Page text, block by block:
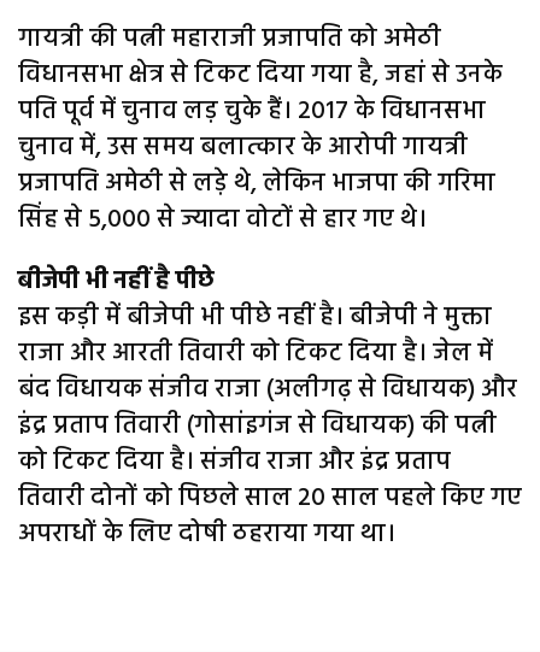
गायत्री की पत्नी महाराजी प्रजापति को अमेठी
विधानसभा क्षेत्र से टिकट दिया गया है, जहां से उनके
पति पूर्व में चुनाव लड़ चुके हैं। 2017 के विधानसभा
चुनाव में, उस समय बलात्कार के आरोपी गायत्री
प्रजापति अमेठी से लड़े थे, लेकिन भाजपा की गरिमा
सिंह से 5,000 से ज्यादा वोटों से हार गए थे।
बीजेपी भी नहीं है पीछे
इस कड़ी में बीजेपी भी पीछे नहीं है। बीजेपी ने मुक्ता
राजा और आरती तिवारी को टिकट दिया है। जेल में
बंद विधायक संजीव राजा (अलीगढ़ से विधायक) और
इंद्र प्रताप तिवारी (गोसांइगंज से विधायक) की पत्नी
को टिकट दिया है। संजीव राजा और इंद्र प्रताप
तिवारी दोनों को पिछले साल 20 साल पहले किए गए
अपराधों के लिए दोषी ठहराया गया था।